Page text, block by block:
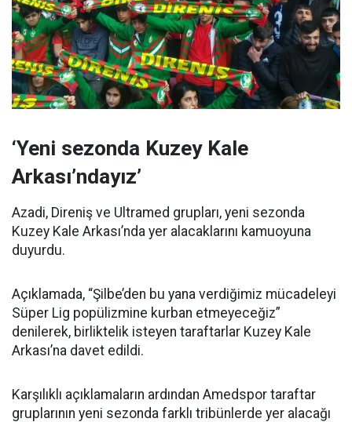
‘Yeni sezonda Kuzey Kale
Arkası’ndayız’
Azadi, Direniş ve Ultramed grupları, yeni sezonda
Kuzey Kale Arkası’nda yer alacaklarını kamuoyuna
duyurdu.
Açıklamada, “Şilbe’den bu yana verdiğimiz mücadeleyi
Süper Lig popülizmine kurban etmeyeceğiz”
denilerek, birliktelik isteyen taraftarlar Kuzey Kale
Arkası’na davet edildi.
Karşılıklı açıklamaların ardından Amedspor taraftar
gruplarının yeni sezonda farklı tribünlerde yer alacağı